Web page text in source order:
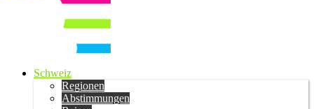
Schweiz
Regionen
Abstimmungen